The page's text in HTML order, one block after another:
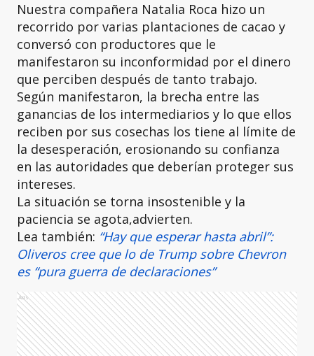
Nuestra compañera Natalia Roca hizo un
recorrido por varias plantaciones de cacao y
conversó con productores que le
manifestaron su inconformidad por el dinero
que perciben después de tanto trabajo.
Según manifestaron, la brecha entre las
ganancias de los intermediarios y lo que ellos
reciben por sus cosechas los tiene al límite de
la desesperación, erosionando su confianza
en las autoridades que deberían proteger sus
intereses.
La situación se torna insostenible y la
paciencia se agota,advierten.
Lea también: “Hay que esperar hasta abril”:
Oliveros cree que lo de Trump sobre Chevron
es “pura guerra de declaraciones”
Ads